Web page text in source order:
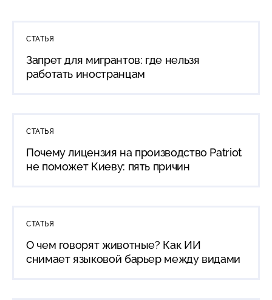
СТАТЬЯ
Запрет для мигрантов: где нельзя
работать иностранцам
СТАТЬЯ
Почему лицензия на производство Patriot
не поможет Киеву: пять причин
СТАТЬЯ
О чем говорят животные? Как ИИ
снимает языковой барьер между видами